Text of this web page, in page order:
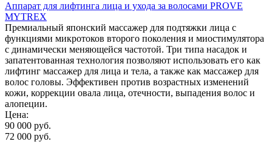
Аппарат для лифтинга лица и ухода за волосами PROVE
MYTREX
Премиальный японский массажер для подтяжки лица с
функциями микротоков второго поколения и миостимулятора
с динамически меняющейся частотой. Три типа насадок и
запатентованная технология позволяют использовать его как
лифтинг массажер для лица и тела, а также как массажер для
волос головы. Эффективен против возрастных изменений
кожи, коррекции овала лица, отечности, выпадения волос и
алопеции.
Цена:
90 000 руб.
72 000 руб.